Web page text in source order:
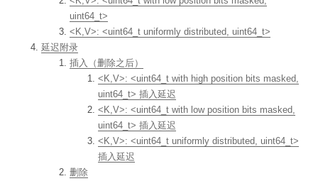
uint64_t>
<K,V>: <uint64_t uniformly distributed, uint64_t>
延迟附录
插入（删除之后）
<K,V>: <uint64_t with high position bits masked,
uint64_t> 插入延迟
<K,V>: <uint64_t with low position bits masked,
uint64_t> 插入延迟
<K,V>: <uint64_t uniformly distributed, uint64_t>
插入延迟
删除